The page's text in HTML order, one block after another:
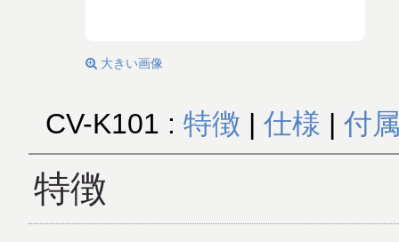
大きい画像
CV-K101 : 特徴 | 仕様 | 付
特徴